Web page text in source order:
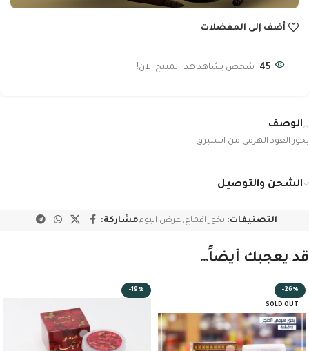
أضف إلى المفضلات
45 شخص يشاهد هذا المنتج الآن!
الوصف
بخور العود الهرمي من استبرق
الشحن والتوصيل
التصنيفات: بخور اقماع, عرض اليوممشاركة:
قد يعجبك أيضاً…
-26%
SOLD OUT
-19%